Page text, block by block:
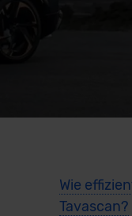
Wie
Tavascan?